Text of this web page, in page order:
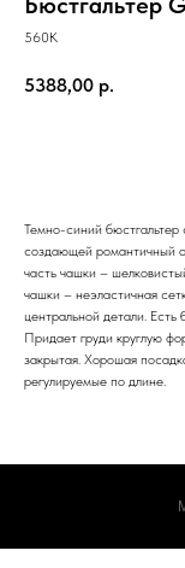
560K
5388,00 р.
Темно-синий бюстгальтер
создающей романтичный
часть чашки –
чашки – неэластичная
центральной детали. Есть
Придает груди круглую
закрытая. Хорошая
регулируемые по длине.